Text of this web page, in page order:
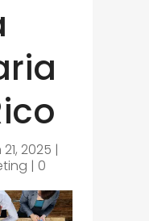
2025 |
| 0